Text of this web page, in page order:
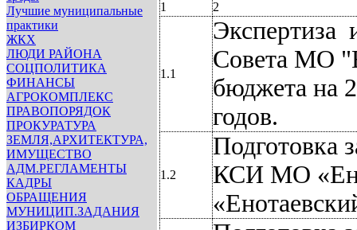
Лучшие муниципальные
практики
ЖКХ
ЛЮДИ РАЙОНА
СОЦПОЛИТИКА
ФИНАНСЫ
АГРОКОМПЛЕКС
ПРАВОПОРЯДОК
ПРОКУРАТУРА
ЗЕМЛЯ,АРХИТЕКТУРА,
ИМУЩЕСТВО
АДМ.РЕГЛАМЕНТЫ
КАДРЫ
ОБРАЩЕНИЯ
МУНИЦИП.ЗАДАНИЯ
ИЗБИРКОМ
1
2
1.1
Экспертиза
Совета МО
бюджета на
годов.
1.2
Подготовка
КСИ МО